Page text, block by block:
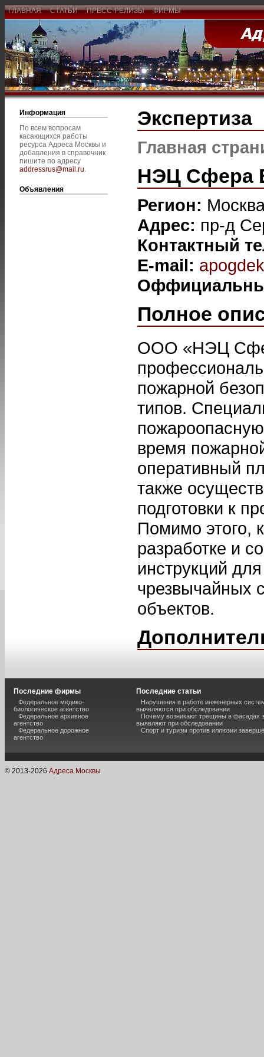
ГЛАВНАЯ СТАТЬИ ПРЕСС-РЕЛИЗЫ ФИРМЫ
Информация
По всем вопросам
касающихся работы
ресурса Адреса Москвы и
добавления в справочник
пишите по адресу
addressrus@mail.ru.
Объявления
Экспертиза
Главная
НЭЦ Сфера
Регион:
Адрес: пр-д
Контактный
E-mail:
Полное
ООО «НЭЦ
пожарной
типов.
время
оперативный
также
подготовки к
Помимо этого,
разработке и
инструкций
чрезвычайных
объектов.
Последние фирмы
Федеральное медико-
биологическое агентство
Федеральное архивное
агентство
Федеральное дорожное
агентство
Последние статьи
Нарушения в работе инженерных
выявляются при обследовании
Почему возникают трещины в фасадах
выявляют при обследовании
Спорт и туризм против иллюзии
© 2013-2026 Адреса Москвы